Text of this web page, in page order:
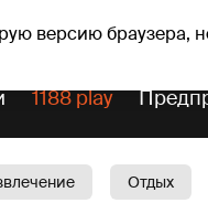
версию браузера,
Mudīte, Vladislava,
1188 play
Отдых